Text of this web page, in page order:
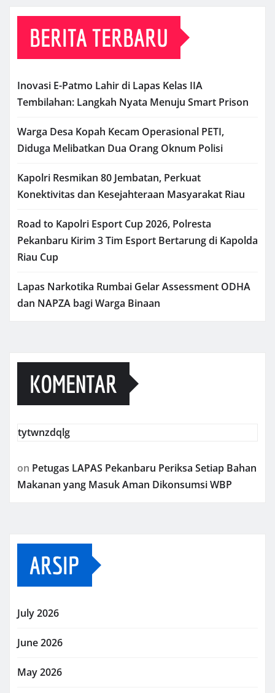
BERITA TERBARU
Inovasi E-Patmo Lahir di Lapas Kelas IIA
Tembilahan: Langkah Nyata Menuju Smart Prison
Warga Desa Kopah Kecam Operasional PETI,
Diduga Melibatkan Dua Orang Oknum Polisi
Kapolri Resmikan 80 Jembatan, Perkuat
Konektivitas dan Kesejahteraan Masyarakat Riau
Road to Kapolri Esport Cup 2026, Polresta
Pekanbaru Kirim 3 Tim Esport Bertarung di Kapolda
Riau Cup
Lapas Narkotika Rumbai Gelar Assessment ODHA
dan NAPZA bagi Warga Binaan
KOMENTAR
tytwnzdqlg
on Petugas LAPAS Pekanbaru Periksa Setiap Bahan
Makanan yang Masuk Aman Dikonsumsi WBP
ARSIP
July 2026
June 2026
May 2026